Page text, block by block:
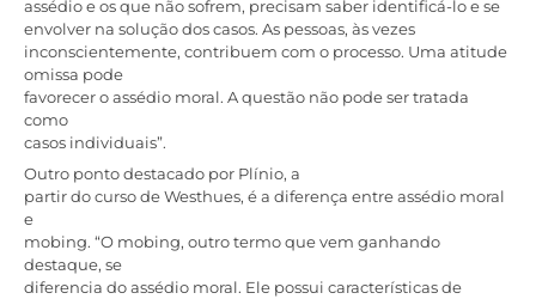
assédio e os que não sofrem, precisam saber identificá-lo e se
envolver na solução dos casos. As pessoas, às vezes
inconscientemente, contribuem com o processo. Uma atitude
omissa pode
favorecer o assédio moral. A questão não pode ser tratada
como
casos individuais”.
Outro ponto destacado por Plínio, a
partir do curso de Westhues, é a diferença entre assédio moral
e
mobing. “O mobing, outro termo que vem ganhando
destaque, se
diferencia do assédio moral. Ele possui características de